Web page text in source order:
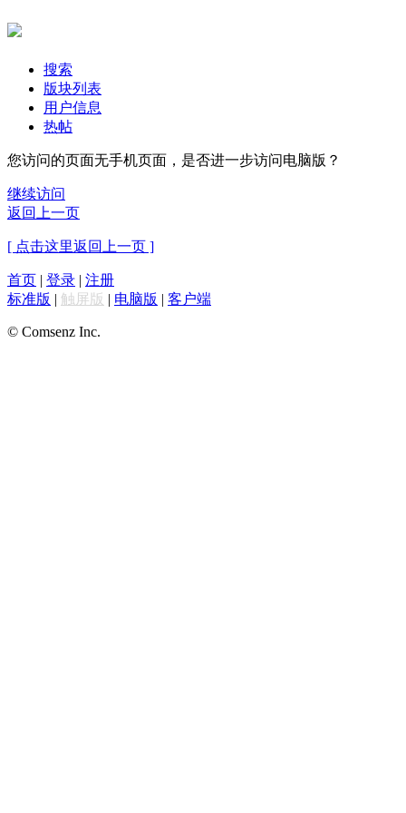
搜索
版块列表
用户信息
热帖
您访问的页面无手机页面，是否进一步访问电脑版？
继续访问
返回上一页
[ 点击这里返回上一页 ]
首页 | 登录 | 注册
标准版 | 触屏版 | 电脑版 | 客户端
© Comsenz Inc.